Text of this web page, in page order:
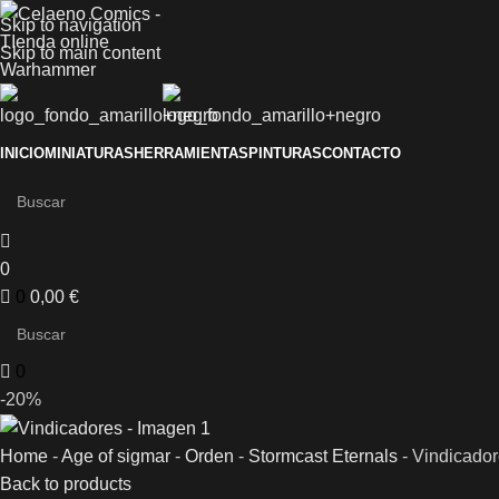
Skip to navigation
Skip to main content
INICIOMINIATURASHERRAMIENTASPINTURASCONTACTO
0
0 0,00 €
0
-20%
Home -Age of sigmar - Orden - Stormcast Eternals -
Back to products